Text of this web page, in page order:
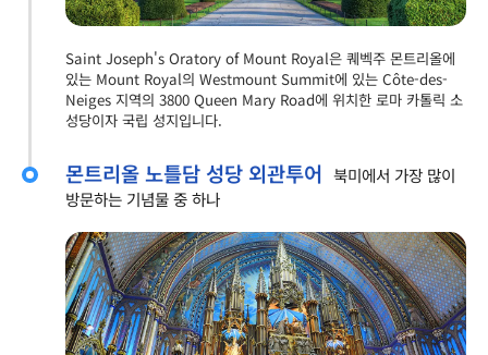
Saint Joseph's Oratory of Mount Royal은 퀘벡주 몬트리올에
있는 Mount Royal의 Westmount Summit에 있는 Côte-des-
Neiges 지역의 3800 Queen Mary Road에 위치한 로마 카톨릭 소
성당이자 국립 성지입니다.
몬트리올 노틀담 성당 외관투어 북미에서 가장 많이
방문하는 기념물 중 하나